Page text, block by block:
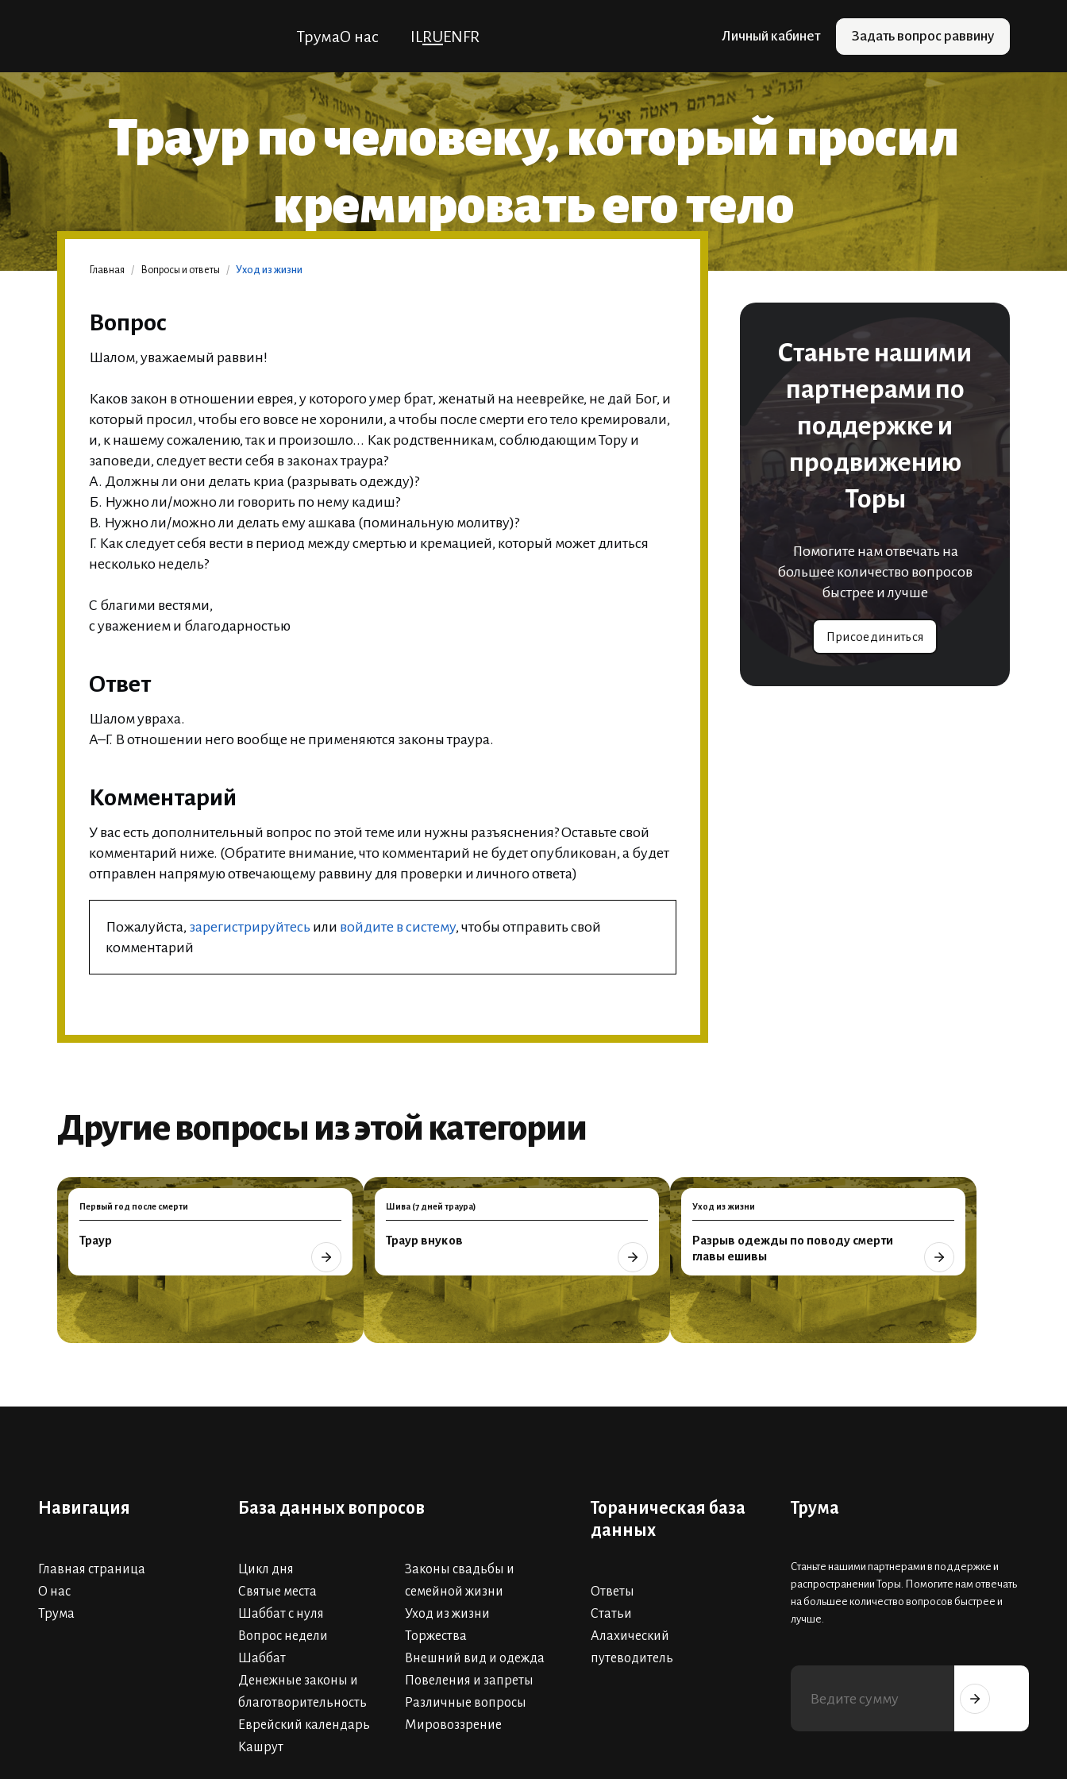
ТрумаО нас ILRUENFR Личный кабинет Задать вопрос раввину
Траур по человеку, который просил
кремировать его тело
Главная / Вопросы и ответы / Уход из жизни
Вопрос
Шалом, уважаемый раввин!
Каков закон в отношении еврея, у которого умер брат, женатый на нееврейке, не дай Бог, и
который просил, чтобы его вовсе не хоронили, а чтобы после смерти его тело кремировали,
и, к нашему сожалению, так и произошло... Как родственникам, соблюдающим Тору и
заповеди, следует вести себя в законах траура?
А. Должны ли они делать криа (разрывать одежду)?
Б. Нужно ли/можно ли говорить по нему кадиш?
В. Нужно ли/можно ли делать ему ашкава (поминальную молитву)?
Г. Как следует себя вести в период между смертью и кремацией, который может длиться
несколько недель?
С благими вестями,
с уважением и благодарностью
Ответ
Шалом увраха.
А–Г. В отношении него вообще не применяются законы траура.
Комментарий
У вас есть дополнительный вопрос по этой теме или нужны разъяснения? Оставьте свой
комментарий ниже. (Обратите внимание, что комментарий не будет опубликован, а будет
отправлен напрямую отвечающему раввину для проверки и личного ответа)
Пожалуйста, зарегистрируйтесь или войдите в систему, чтобы отправить свой
комментарий
Станьте нашими
партнерами по
поддержке и
продвижению
Торы
Помогите нам отвечать на
большее количество вопросов
быстрее и лучше
Присоединиться
Другие вопросы из этой категории
Первый год после смерти
Траур
Шива (7 дней траура)
Траур внуков
Уход из жизни
Разрыв одежды по поводу смерти
главы ешивы
Навигация
Главная страница
О нас
Трума
База данных вопросов
Цикл дня
Святые места
Шаббат с нуля
Вопрос недели
Шаббат
Денежные законы и
благотворительность
Еврейский календарь
Кашрут
Законы свадьбы и
семейной жизни
Уход из жизни
Торжества
Внешний вид и одежда
Повеления и запреты
Различные вопросы
Мировоззрение
Тораническая база
данных
Ответы
Статьи
Алахический
путеводитель
Трума
Станьте нашими партнерами в поддержке и
распространении Торы. Помогите нам отвечать
на большее количество вопросов быстрее и
лучше.